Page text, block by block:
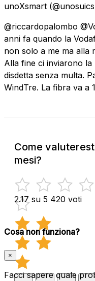
unoXsmart
@riccardopalombo
anni fa quando la
non solo a me ma alla
Alla fine ci inviarono
disdetta senza multa.
WindTre. La fibra va a
Come
mesi?
2.17 su 5 420 voti
Cosa non funziona?
×
Facci sapere quale